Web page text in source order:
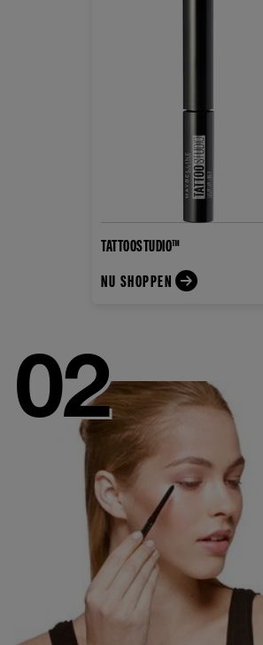
TATTOOSTUDIO™
NU SHOPPEN